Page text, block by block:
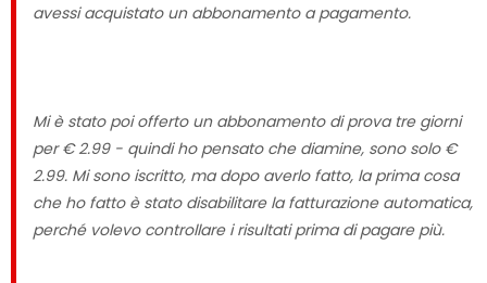
avessi acquistato un abbonamento a pagamento.
Mi è stato poi offerto un abbonamento di prova tre giorni
per € 2.99 - quindi ho pensato che diamine, sono solo €
2.99. Mi sono iscritto, ma dopo averlo fatto, la prima cosa
che ho fatto è stato disabilitare la fatturazione automatica,
perché volevo controllare i risultati prima di pagare più.